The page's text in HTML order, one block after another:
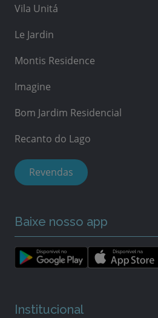
Vila Unitá
Le Jardin
Montis Residence
Imagine
Bom Jardim Residencial
Recanto do Lago
Revendas
Baixe nosso app
Institucional